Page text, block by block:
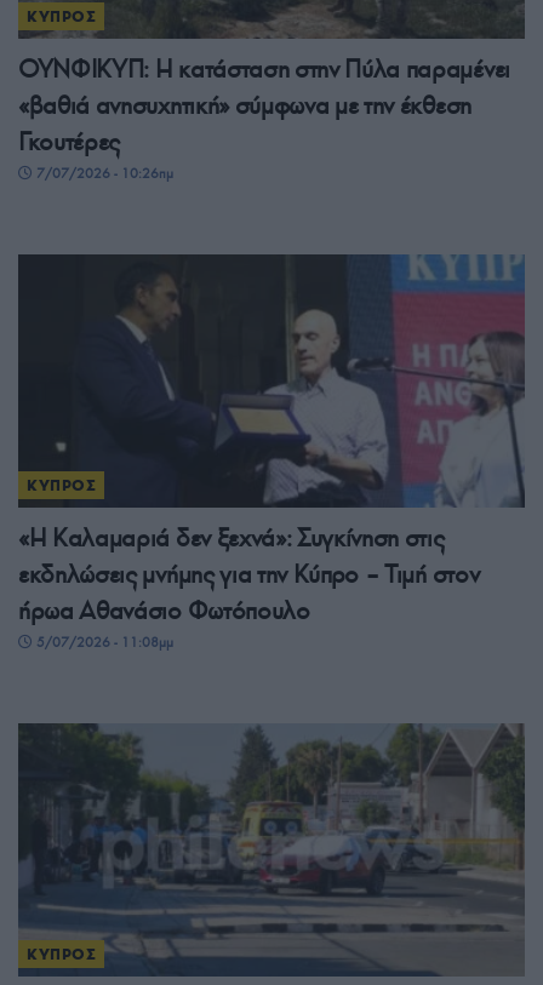
ΚΥΠΡΟΣ
ΟΥΝΦΙΚΥΠ: Η κατάσταση στην Πύλα παραμένει
«βαθιά ανησυχητική» σύμφωνα με την έκθεση
Γκουτέρες
7/07/2026 - 10:26πμ
ΚΥΠΡΟΣ
«Η Καλαμαριά δεν ξεχνά»: Συγκίνηση στις
εκδηλώσεις μνήμης για την Κύπρο – Τιμή στον
ήρωα Αθανάσιο Φωτόπουλο
5/07/2026 - 11:08μμ
ΚΥΠΡΟΣ